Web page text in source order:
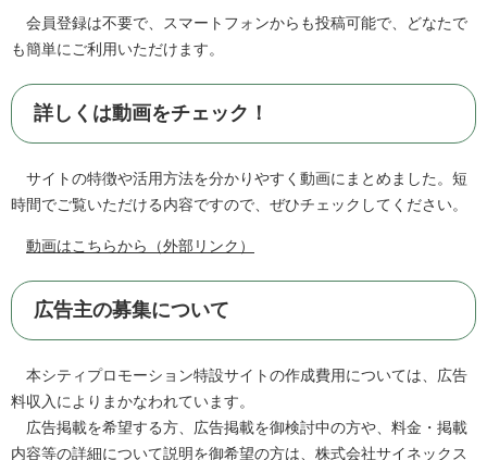
会員登録は不要で、スマートフォンからも投稿可能で、どなたで
も簡単にご利用いただけます。
詳しくは動画をチェック！
サイトの特徴や活用方法を分かりやすく動画にまとめました。短
時間でご覧いただける内容ですので、ぜひチェックしてください。
動画はこちらから（外部リンク）
広告主の募集について
本シティプロモーション特設サイトの作成費用については、広告
料収入によりまかなわれています。
広告掲載を希望する方、広告掲載を御検討中の方や、料金・掲載
内容等の詳細について説明を御希望の方は、株式会社サイネックス